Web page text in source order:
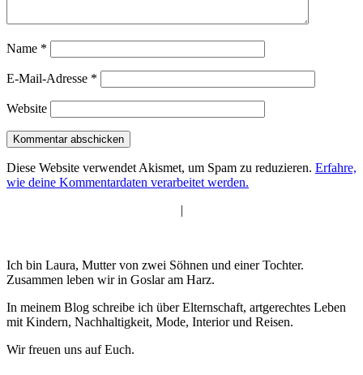
Name *
E-Mail-Adresse *
Website
Diese Website verwendet Akismet, um Spam zu reduzieren. Erfahre,
wie deine Kommentardaten verarbeitet werden.
|
Ich bin Laura, Mutter von zwei Söhnen und einer Tochter.
Zusammen leben wir in Goslar am Harz.
In meinem Blog schreibe ich über Elternschaft, artgerechtes Leben
mit Kindern, Nachhaltigkeit, Mode, Interior und Reisen.
Wir freuen uns auf Euch.